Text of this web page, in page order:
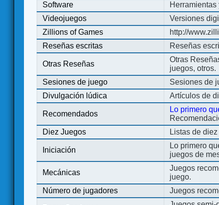
Software
Videojuegos
Versiones
Zillions of Games
http://
Reseñas escritas
Reseñas
Otras Reseñas
Otras
juegos, otros.
Sesiones de juego
Sesiones de
Divulgación lúdica
Artículos de
Recomendados
Lo primero
Diez Juegos
Listas de
Iniciación
Lo primero
juegos de
Mecánicas
Juegos
juego.
Número de jugadores
Juegos